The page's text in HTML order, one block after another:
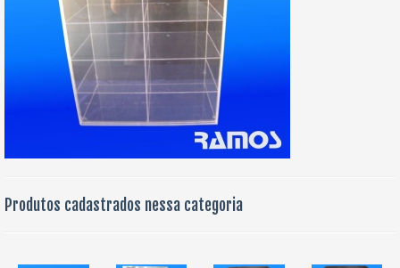
Produtos cadastrados nessa categoria